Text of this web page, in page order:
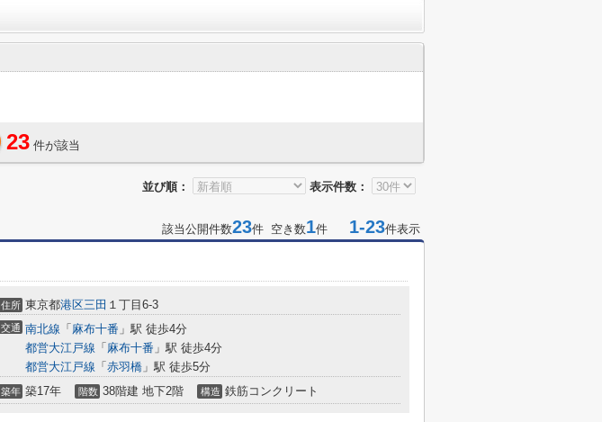
23 件が該当
並び順： 表示件数：
該当公開件数23件 空き数1件 1-23件表示
住所 東京都港区三田 １丁目6-3
交通 南北線 「 麻布十番 」駅 徒歩4分
都営大江戸線 「 麻布十番 」駅 徒歩4分
都営大江戸線 「 赤羽橋 」駅 徒歩5分
築年 築17年 階数 38階建 地下2階 構造 鉄筋コンクリート